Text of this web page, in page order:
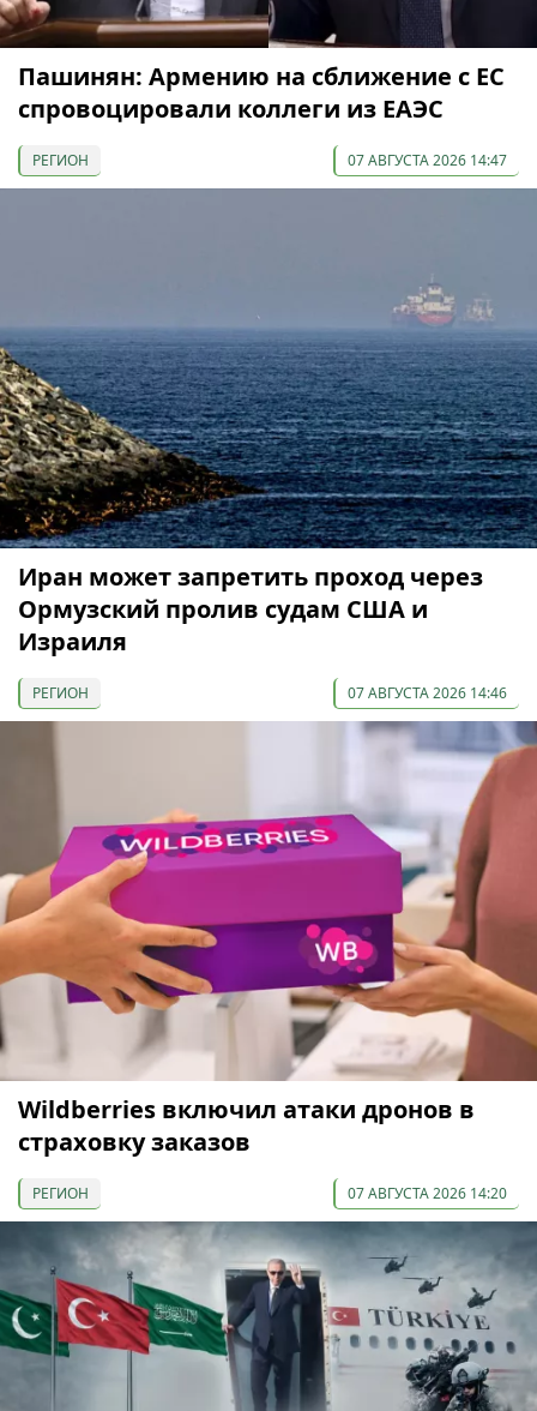
Пашинян: Армению на сближение с ЕС
спровоцировали коллеги из ЕАЭС
РЕГИОН 07 АВГУСТА 2026 14:47
Иран может запретить проход через
Ормузский пролив судам США и
Израиля
РЕГИОН 07 АВГУСТА 2026 14:46
Wildberries включил атаки дронов в
страховку заказов
РЕГИОН 07 АВГУСТА 2026 14:20